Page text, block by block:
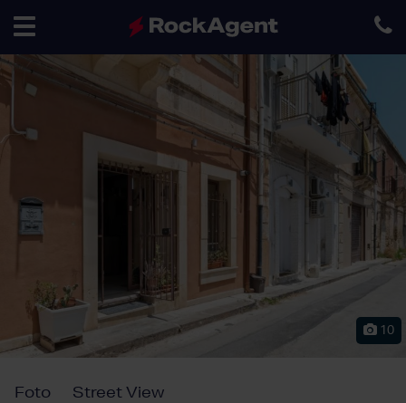
navigation
10
Foto Street View